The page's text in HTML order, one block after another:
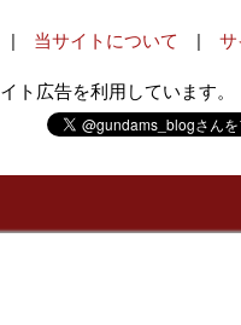
| 当サイトについて |
ト広告を利用しています。